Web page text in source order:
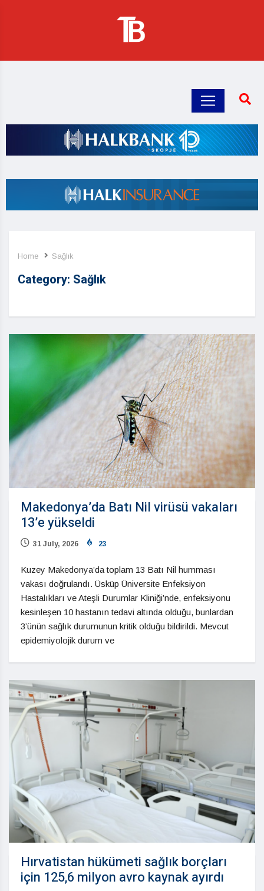
Home Sağlık
Category: Sağlık
Makedonya’da Batı Nil virüsü vakaları
13’e yükseldi
31 July, 2026 23
Kuzey Makedonya’da toplam 13 Batı Nil humması
vakası doğrulandı. Üsküp Üniversite Enfeksiyon
Hastalıkları ve Ateşli Durumlar Kliniği’nde, enfeksiyonu
kesinleşen 10 hastanın tedavi altında olduğu, bunlardan
3’ünün sağlık durumunun kritik olduğu bildirildi. Mevcut
epidemiyolojik durum ve
Hırvatistan hükümeti sağlık borçları
için 125,6 milyon avro kaynak ayırdı